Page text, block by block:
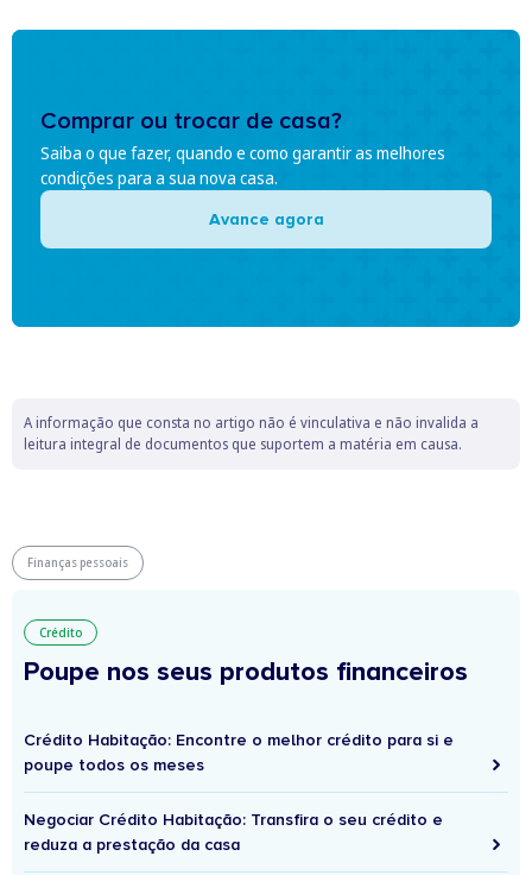
Comprar ou trocar de casa?
Saiba o que fazer, quando e como garantir as melhores
condições para a sua nova casa.
Avance agora
A informação que consta no artigo não é vinculativa e não invalida a
leitura integral de documentos que suportem a matéria em causa.
Finanças pessoais
Crédito
Poupe nos seus produtos financeiros
Crédito Habitação: Encontre o melhor crédito para si e
poupe todos os meses
Negociar Crédito Habitação: Transfira o seu crédito e
reduza a prestação da casa